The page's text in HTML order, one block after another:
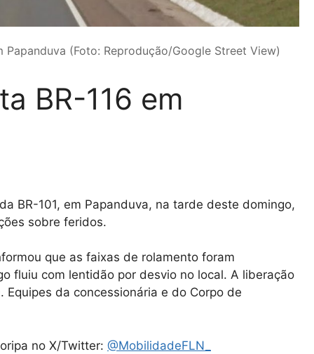
Papanduva (Foto: Reprodução/Google Street View)
BR-116 em
BR-101, em Papanduva, na tarde deste domingo,
sobre feridos.
que as faixas de rolamento foram
fluiu com lentidão por desvio no local. A liberação
da concessionária e do Corpo de
no X/Twitter: @MobilidadeFLN_